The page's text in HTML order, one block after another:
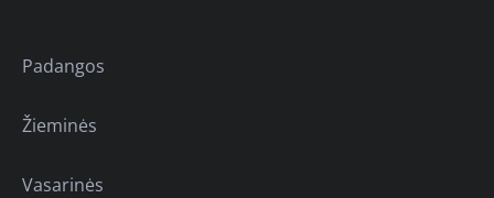
Padangos
Žieminės
Vasarinės